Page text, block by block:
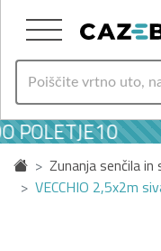
POLETJE10
Zunanja senčila in
VECCHIO 2,5x2m